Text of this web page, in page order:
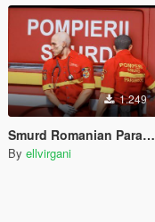
1.249
Smurd Romanian Paramedic Ped Retexture
By ellvirgani